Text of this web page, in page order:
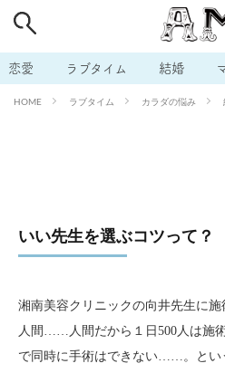
恋愛 ラブタイム 結婚
HOME ラブタイム カラダの悩み
いい先生を選ぶコツって？
湘南美容クリニックの向井先生に
人間……人間だから１日500人は施
で同時に手術はできない……。とい
# 男の本音
# 不倫 # 出会う方法 #
# ラブグッズ # 体の相性